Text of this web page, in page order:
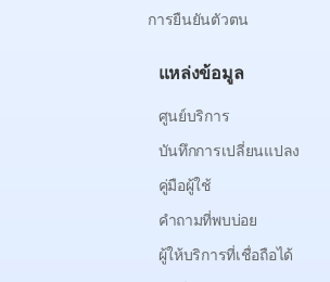
การยืนยันตัวตน
แหล่งข้อมูล
ศูนย์บริการ
บันทึกการเปลี่ยนแปลง
คู่มือผู้ใช้
คำถามที่พบบ่อย
ผู้ให้บริการที่เชื่อถือได้